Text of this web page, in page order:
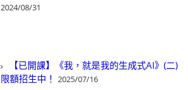
2024/08/31
【已開課】《我，就是我的生成式AI》(二)
限額招生中！ 2025/07/16